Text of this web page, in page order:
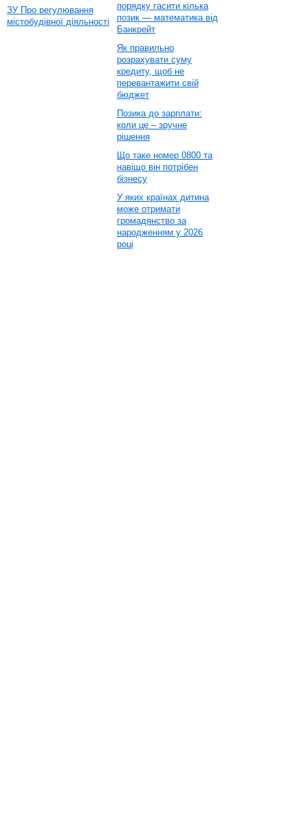
ЗУ Про регулювання
містобудівної діяльності
порядку гасити кілька
позик — математика від
Банкрейт
Як правильно
розрахувати суму
кредиту, щоб не
перевантажити свій
бюджет
Позика до зарплати:
коли це – зручне
рішення
Що таке номер 0800 та
навіщо він потрібен
бізнесу
У яких країнах дитина
може отримати
громадянство за
народженням у 2026
році